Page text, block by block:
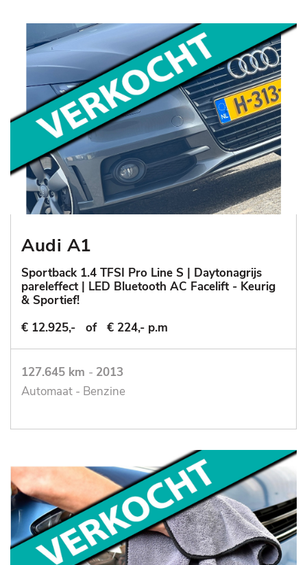
Audi A1
Sportback 1.4 TFSI Pro Line S | Daytonagrijs
pareleffect | LED Bluetooth AC Facelift - Keurig
& Sportief!
€ 12.925,-
of € 224,- p.m
127.645 km - 2013
Automaat - Benzine